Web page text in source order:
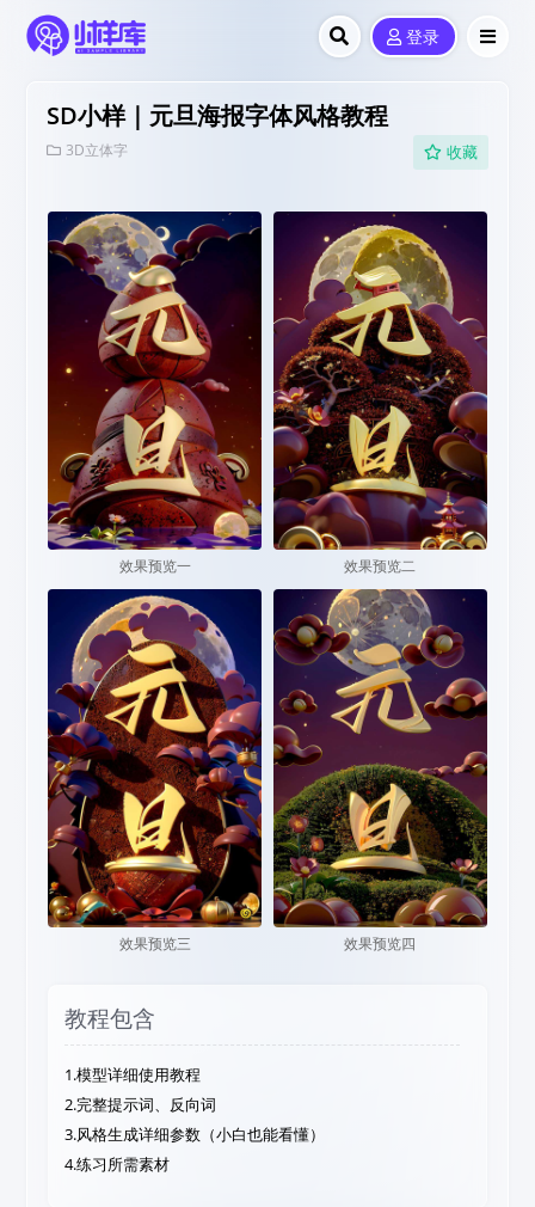
登录
SD小样｜元旦海报字体风格教程
3D立体字 收藏
效果预览一 效果预览二
效果预览三 效果预览四
教程包含
1.模型详细使用教程
2.完整提示词、反向词
3.风格生成详细参数（小白也能看懂）
4.练习所需素材